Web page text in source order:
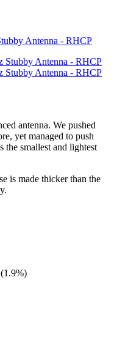
Antenna - RHCP
antenna. We pushed
yet managed to push
the smallest and lightest
is made thicker than the